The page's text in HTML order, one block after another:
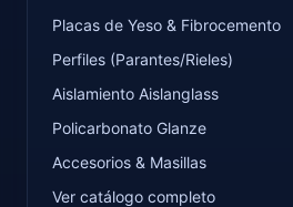
Placas de Yeso & Fibrocemento
Perfiles (Parantes/Rieles)
Aislamiento Aislanglass
Policarbonato Glanze
Accesorios & Masillas
Ver catálogo completo